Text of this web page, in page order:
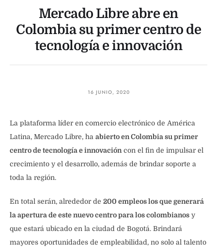
Mercado Libre abre en
Colombia su primer centro de
tecnología e innovación
16 JUNIO, 2020
La plataforma líder en comercio electrónico de América
Latina, Mercado Libre, ha abierto en Colombia su primer
centro de tecnología e innovacióncon el fin de impulsar el
crecimiento y el desarrollo, además de brindar soporte a
toda la región.
En total serán, alrededor de 200 empleos los que generará
la apertura de este nuevo centro para los colombianos y
que estará ubicado en la ciudad de Bogotá. Brindará
mayores oportunidades de empleabilidad, no solo al talento